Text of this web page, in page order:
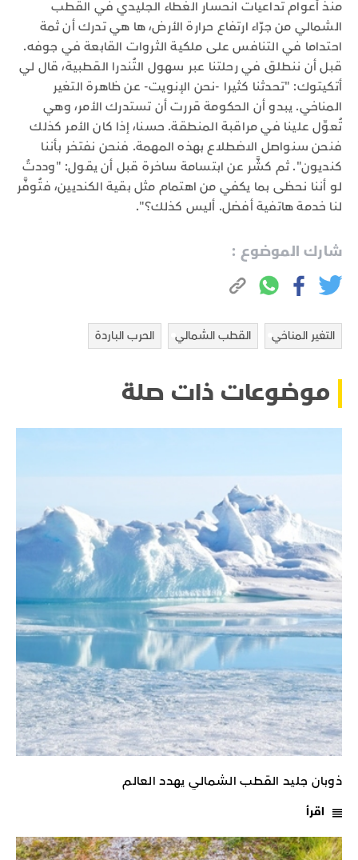
منذ أعوام تداعيات انحسار الغطاء الجليدي في القطب
الشمالي من جرّاء ارتفاع حرارة الأرض، ها هي تدرك أن ثمة
احتداما في التنافس على ملكية الثروات القابعة في جوفه.
قبل أن ننطلق في رحلتنا عبر سهول التُندرا القطبية، قال لي
أتكيتوك: "تحدثنا كثيرا -نحن الإنويت- عن ظاهرة التغير
المناخي. يبدو أن الحكومة قررت أن تستدرك الأمر، وهي
تُعوِّل علينا في مراقبة المنطقة. حسنا، إذا كان الأمر كذلك
فنحن سنواصل الاضطلاع بهذه المهمة. فنحن نفتخر بأننا
كنديون". ثم كشَّر عن ابتسامة ساخرة قبل أن يقول: "وددتُ
لو أننا نحظى بما يكفي من اهتمام مثل بقية الكنديين، فتُوفَّر
لنا خدمة هاتفية أفضل. أليس كذلك؟".
شارك الموضوع :
التغير المناخي القطب الشمالي الحرب الباردة
موضوعات ذات صلة
ذوبان جليد القطب الشمالي يهدد العالم
اقرأ